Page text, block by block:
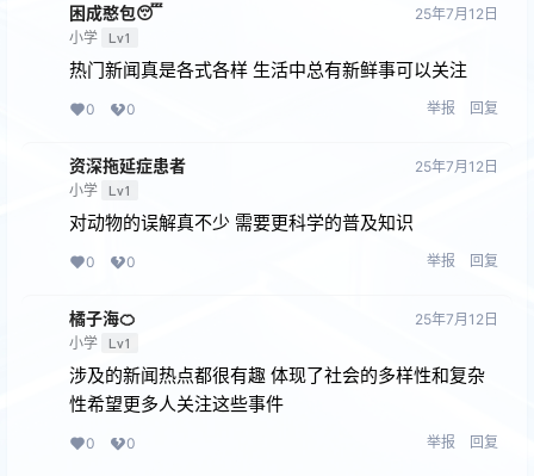
困成憨包😴
小学 Lv1
25年7月12日
热门新闻真是各式各样 生活中总有新鲜事可以关注
0 0 举报 回复
资深拖延症患者
小学 Lv1
25年7月12日
对动物的误解真不少 需要更科学的普及知识
0 0 举报 回复
橘子海🍊
小学 Lv1
25年7月12日
涉及的新闻热点都很有趣 体现了社会的多样性和复杂
性希望更多人关注这些事件
0 0 举报 回复